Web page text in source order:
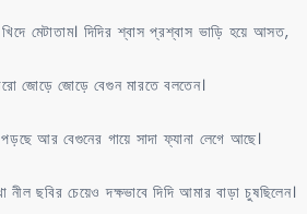
মেটাতাম। দিদির শ্বাস প্রশ্বাস ভাড়ি হয়ে আসত,
জোড়ে জোড়ে বেগুন মারতে বলতেন।
আর বেগুনের গায়ে সাদা ফ্যানা লেগে আছে।
ছবির চেয়েও দক্ষভাবে দিদি আমার বাড়া চুষছিলেন।